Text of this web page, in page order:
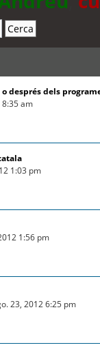
després dels
8:35 am
1:03 pm
1:56 pm
23, 2012 6:25 pm